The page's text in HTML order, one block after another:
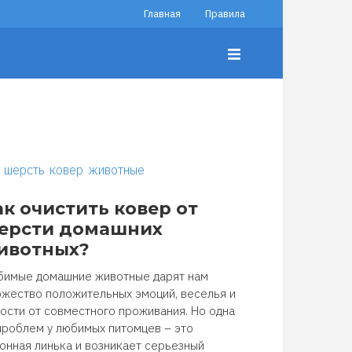
Главная Правила
шерсть ковер животные
очистить ковер от
домашних
домашние животные дарят нам
положительных эмоций, веселья и
от совместного проживания. Но одна
у любимых питомцев – это
линька и возникает серьезный